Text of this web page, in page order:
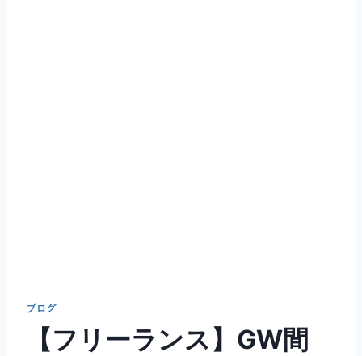
ブログ
【フリーランス】GW間